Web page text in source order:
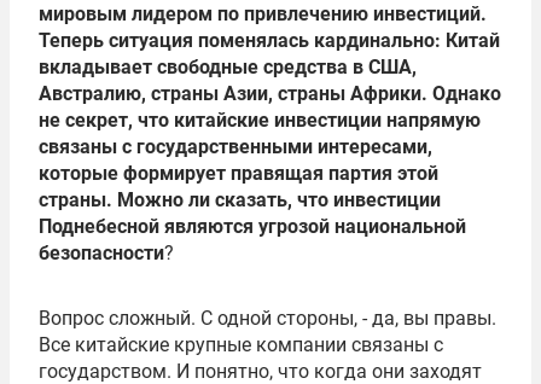
мировым лидером по привлечению инвестиций.
Теперь ситуация поменялась кардинально: Китай
вкладывает свободные средства в США,
Австралию, страны Азии, страны Африки. Однако
не секрет, что китайские инвестиции напрямую
связаны с государственными интересами,
которые формирует правящая партия этой
страны. Можно ли сказать, что инвестиции
Поднебесной являются угрозой национальной
безопасности?
Вопрос сложный. С одной стороны, - да, вы правы.
Все китайские крупные компании связаны с
государством. И понятно, что когда они заходят